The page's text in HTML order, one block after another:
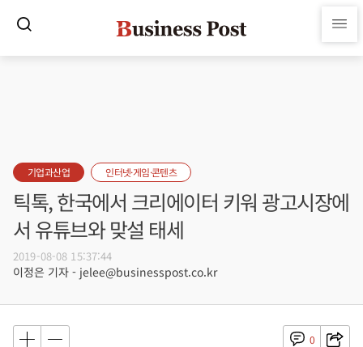
기업과산업 인터넷·게임·콘텐츠
틱톡, 한국에서 크리에이터 키워 광고시장에
서 유튜브와 맞설 태세
2019-08-08 15:37:44
이정은 기자 - jelee@businesspost.co.kr
0